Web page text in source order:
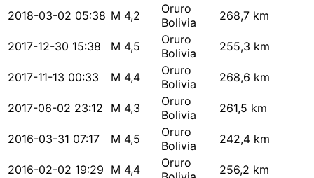
2018-03-02 05:38 M 4,2
Oruro
Bolivia
268,7 km
2017-12-30 15:38 M 4,5
Oruro
Bolivia
255,3 km
2017-11-13 00:33 M 4,4
Oruro
Bolivia
268,6 km
2017-06-02 23:12 M 4,3
Oruro
Bolivia
261,5 km
2016-03-31 07:17 M 4,5
Oruro
Bolivia
242,4 km
2016-02-02 19:29 M 4,4
Oruro
256,2 km